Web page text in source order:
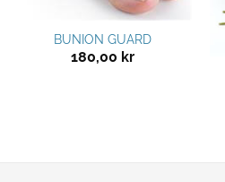
BUNION GUARD
180,00 kr